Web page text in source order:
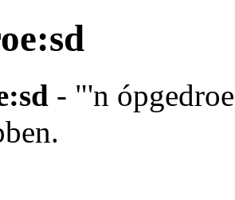
- "'n